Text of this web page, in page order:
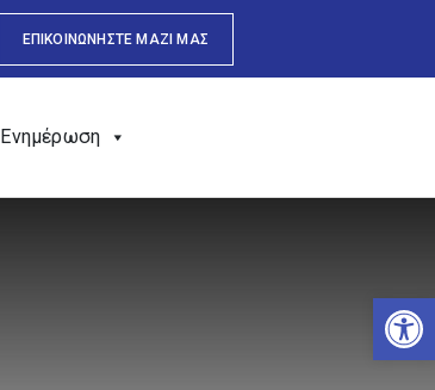
ΕΠΙΚΟΙΝΩΝΗΣΤΕ ΜΑΖΙ ΜΑΣ
Ενημέρωση